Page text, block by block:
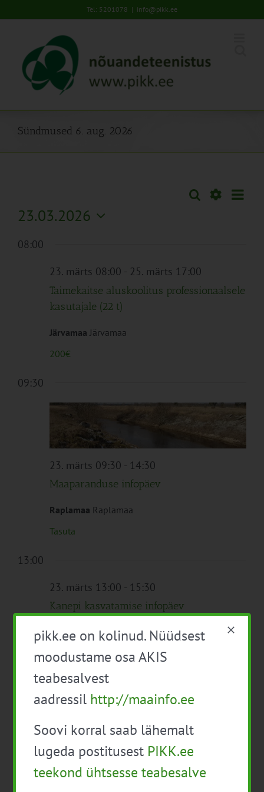
to
Tel: 5201078 | info@pikk.ee
Sündmused 6. aug. 2026
Sündmused
Navigation
Otsi Päev
23.03.2026
kuupäev.
08:00
23. märts 08:00 - 25. märts 17:00
Taimekaitse aluskoolitus professionaalsele
kasutajale (22 t)
Järvamaa Järvamaa
200€
09:30
23. märts 09:30 - 14:30
Maaparanduse infopäev
Raplamaa Raplamaa
Tasuta
13:00
23. märts 13:00 - 15:30
Kanepi kasvatamise infopäev
Eelmine päev Järgmine päev
pikk.ee on kolinud. Nüüdsest
moodustame osa AKIS
teabesalvest
aadressil http://maainfo.ee
Soovi korral saab lähemalt
lugeda postitusest PIKK.ee
teekond ühtsesse teabesalve